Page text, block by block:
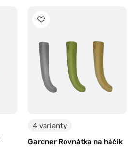
4 varianty
Gardner Rovnátka na háčik